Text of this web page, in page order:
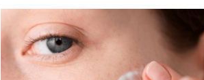
ชีวิตชีวา ครีมนวดผมสูตรmujอ่อนโยนมักจะประกอบด้วย
ส่วนผสมที่อ่อนโยนต่อหนังศีรษะและเส้นผม ทำให้ผู้ใช้ส
รู้สึกมั่นใจได้ว่าผมจะได้รับการบำรุงอย่างเหมาะสมโดยไ
ทำให้เกิดการระคายเคือง 1....